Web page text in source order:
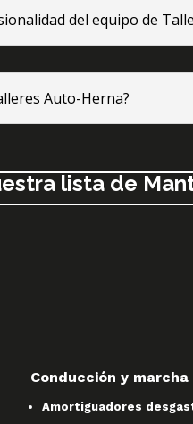
del equipo de
Auto-Herna?
lista de
Conducción y marcha
Amortiguadores